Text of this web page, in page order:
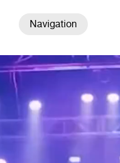
Navigation